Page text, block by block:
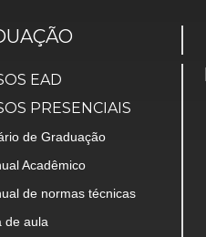
EAD
PRESENCIAIS
de Graduação
Acadêmico
de normas técnicas
de aula